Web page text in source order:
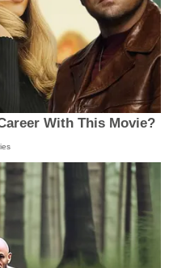
With This Movie?